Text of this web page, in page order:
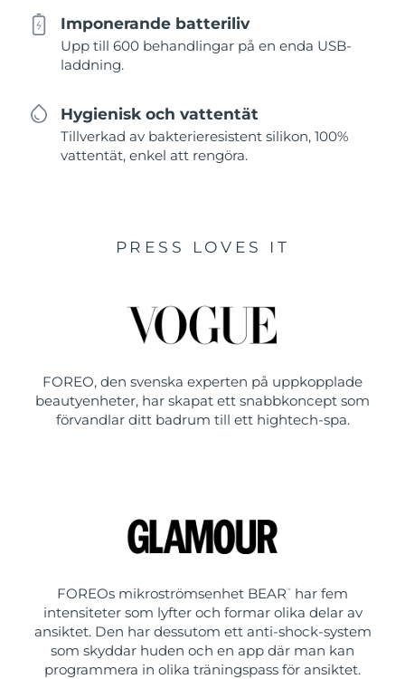
Imponerande batteriliv
Upp till 600 behandlingar på en enda USB-
laddning.
Hygienisk och vattentät
Tillverkad av bakterieresistent silikon, 100%
vattentät, enkel att rengöra.
PRESS LOVES IT
FOREO, den svenska experten på uppkopplade
beautyenheter, har skapat ett snabbkoncept som
förvandlar ditt badrum till ett hightech-spa.
FOREOs mikroströmsenhet BEAR ™
har fem
intensiteter som lyfter och formar olika delar av
ansiktet. Den har dessutom ett anti-shock-system
som skyddar huden och en app där man kan
programmera in olika träningspass för ansiktet.